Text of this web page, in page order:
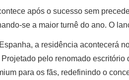
após o sucesso sem
se a maior turnê do ano. O
a residência acontecerá
pelo renomado
para os fãs, redefinindo o